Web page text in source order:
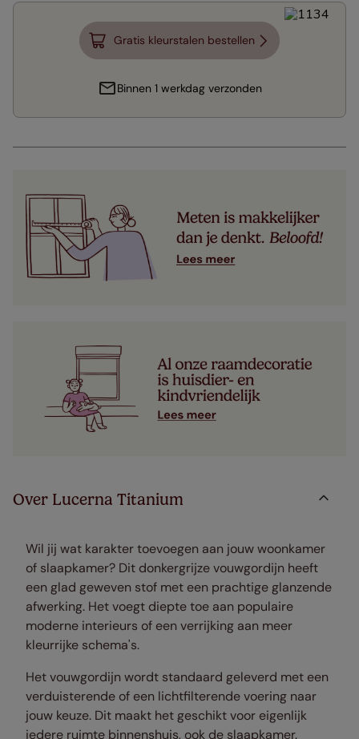
Gratis kleurstalen bestellen
Binnen 1 werkdag verzonden
Over Lucerna Titanium
Wil jij wat karakter toevoegen aan jouw woonkamer
of slaapkamer? Dit donkergrijze vouwgordijn heeft
een glad geweven stof met een prachtige glanzende
afwerking. Het voegt diepte toe aan populaire
moderne interieurs of een verrijking aan meer
kleurrijke schema's.
Het vouwgordijn wordt standaard geleverd met een
verduisterende of een lichtfilterende voering naar
jouw keuze. Dit maakt het geschikt voor eigenlijk
iedere ruimte binnenshuis, ook de slaapkamer.